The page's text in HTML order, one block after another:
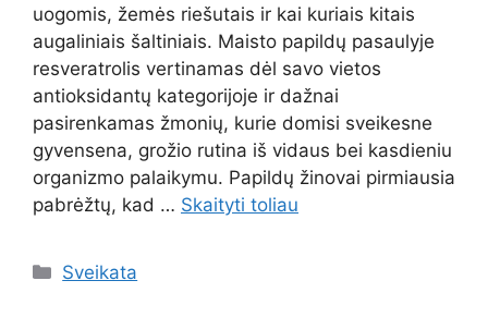
uogomis, žemės riešutais ir kai kuriais kitais
augaliniais šaltiniais. Maisto papildų pasaulyje
resveratrolis vertinamas dėl savo vietos
antioksidantų kategorijoje ir dažnai
pasirenkamas žmonių, kurie domisi sveikesne
gyvensena, grožio rutina iš vidaus bei kasdieniu
organizmo palaikymu. Papildų žinovai pirmiausia
pabrėžtų, kad … Skaityti toliau
Kategorijos
Sveikata